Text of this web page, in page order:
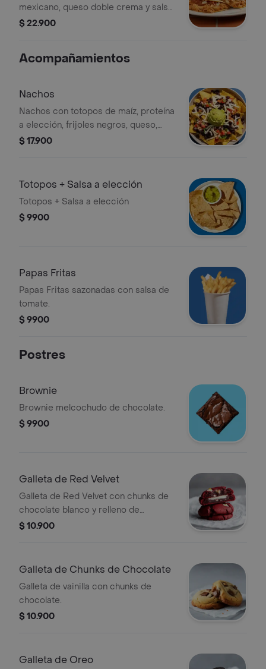
mexicano, queso doble crema y salsa
verde Burritos & Co. *Producto
$ 22.900
Acompañamientos
Nachos
Nachos con totopos de maíz, proteína
a elección, frijoles negros, queso,
guacamole y pico de gallo.
$ 17.900
Totopos + Salsa a elección
Totopos + Salsa a elección
$ 9900
Papas Fritas
Papas Fritas sazonadas con salsa de
tomate.
$ 9900
Postres
Brownie
Brownie melcochudo de chocolate.
$ 9900
Galleta de Red Velvet
Galleta de Red Velvet con chunks de
chocolate blanco y relleno de
Cheesecake.
$ 10.900
Galleta de Chunks de Chocolate
Galleta de vainilla con chunks de
chocolate.
$ 10.900
Galleta de Oreo